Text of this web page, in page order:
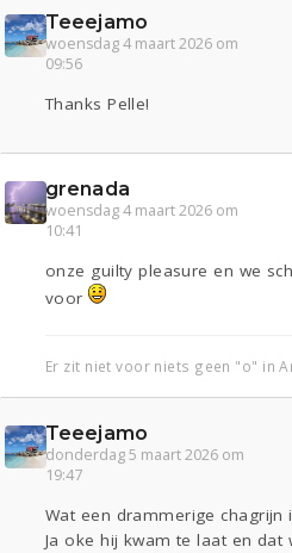
Teeejamo
woensdag 4 maart 2026 om
09:56
Thanks Pelle!
grenada
woensdag 4 maart 2026 om
10:41
onze guilty pleasure en we
voor
Er zit niet voor niets geen "o" in
Teeejamo
donderdag 5 maart 2026 om
19:47
Wat een drammerige chagrijn
Ja oke hij kwam te laat en dat